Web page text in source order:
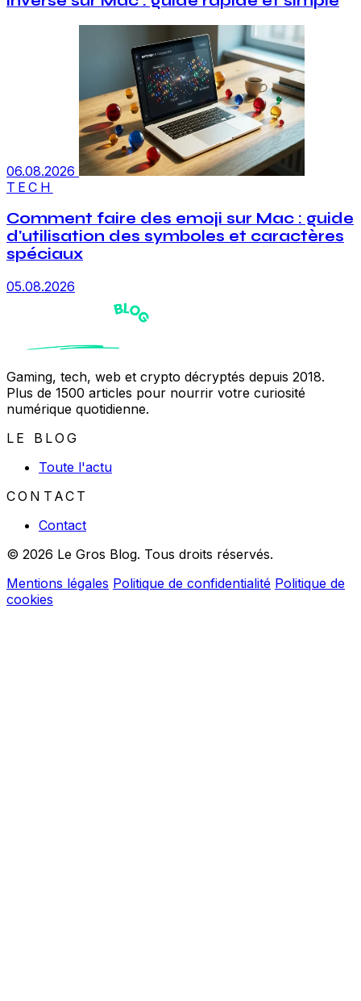
06.08.2026
TECH
Comment faire des emoji sur Mac : guide
d'utilisation des symboles et caractères
spéciaux
05.08.2026
Gaming, tech, web et crypto décryptés depuis 2018.
Plus de 1500 articles pour nourrir votre curiosité
numérique quotidienne.
LE BLOG
Toute l'actu
CONTACT
Contact
© 2026 Le Gros Blog. Tous droits réservés.
Mentions légales Politique de confidentialité Politique de
cookies